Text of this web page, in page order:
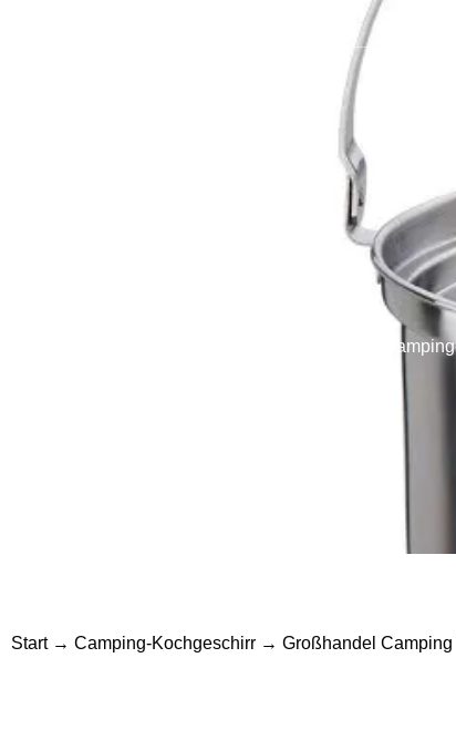
Start→ Camping-Kochgeschirr → Großhandel Camping